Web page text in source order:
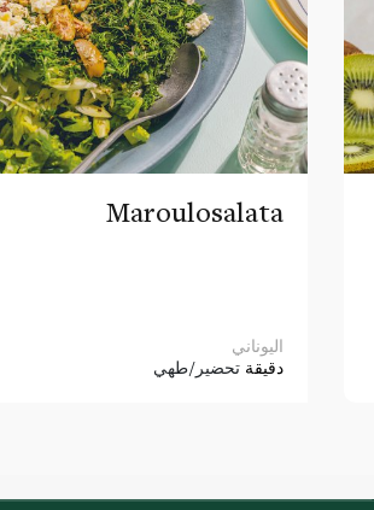
Maroulosalata
اليوناني
دقيقة تحضير/طهي